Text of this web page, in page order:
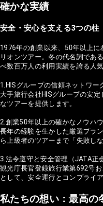
確かな実績
安全・安心を支える3つの柱
1976年の創業以来、50年以上
リオンツアー。冬の代名詞であ
べ数百万人の利用実績を誇る人
1.HISグループの信頼ネットワー
大手旅行会社HISグループの安
なツアーを提供します。
2.創業50年以上の確かなノウハウ
長年の経験を生かした厳選プラ
ら上級者のツアーまで「失敗し
3.法令遵守と安全管理（JATA正
観光庁長官登録旅行業第692号
として、安全運行とコンプライ
私たちの想い：最高の